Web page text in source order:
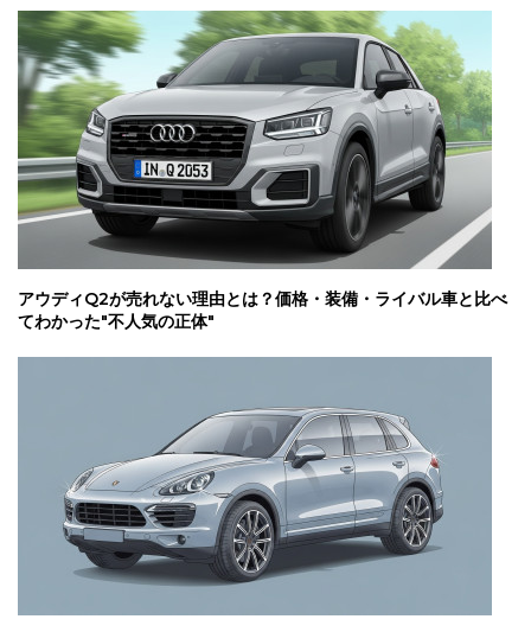
アウディQ2が売れない理由とは？価格・装備・ライバル車と比べ
てわかった"不人気の正体"